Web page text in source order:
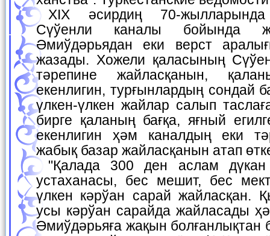
XIX әсирдиң 70-жылларында Хожели қаласы
Сүўенли каналы бойында
Әмиўдәрьядан еки верст
жазады. Хожели қаласының
тәрепине жайласқанын,
екенлигин, турғынлардың сондай
үлкен-үлкен жайлар салып
бирге қаланың бағқа, яғный
екенлигин ҳәм каналдың еки
жабық базар жайласқанын атап
"Қалада 300 ден аслам дүкан ҳәм өнерментлер
устаханасы, бес мешит, бес
үлкен кәрўан сарай жайласқан.
усы кәрўан сарайда жайласады
Әмиўдәрьяға жақын